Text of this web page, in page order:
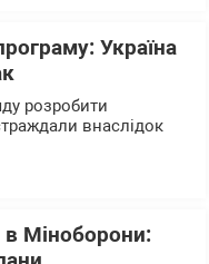
Україна
розробити
внаслідок
в Міноборони: